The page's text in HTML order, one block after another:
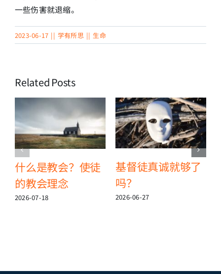
一些伤害就退缩。
2023-06-17 || 学有所思 || 生命
Related Posts
什么是教会？使徒
的教会理念
2026-07-18
基督徒真诚就够了
吗？
2026-06-27